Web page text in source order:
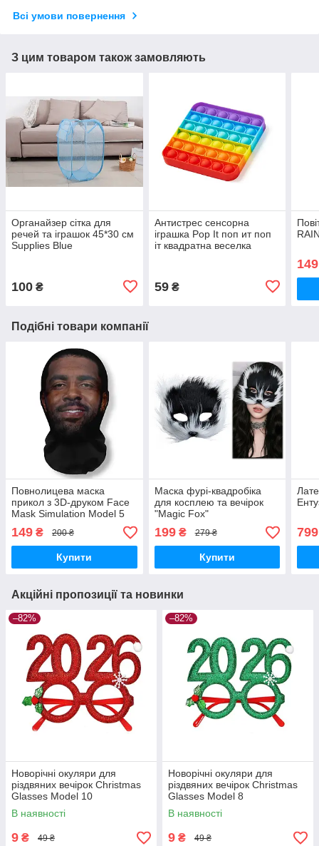
Всі умови повернення
З цим товаром також замовляють
Органайзер сітка для
речей та іграшок 45*30 см
Supplies Blue
100 ₴
Антистрес сенсорна
іграшка Pop It поп ит поп
іт квадратна веселка
59₴
149
Подібні товари компанії
Повнолицева маска
прикол з 3D-друком Face
Mask Simulation Model 5
149 ₴ 200 ₴
Купити
Маска фурі-квадробіка
для косплею та вечірок
"Magic Fox"
199₴ 279 ₴
Купити
799
Акційні пропозиції та новинки
–82%
Новорічні окуляри для
різдвяних вечірок Christmas
Glasses Model 10
В наявності
9 ₴ 49 ₴
–82%
Новорічні окуляри для
різдвяних вечірок Christmas
Glasses Model 8
В наявності
9 ₴ 49 ₴